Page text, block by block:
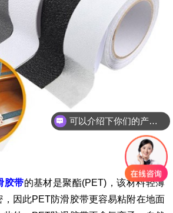
胶带的基材是聚酯(PET)，该材料轻薄
因此PET防滑胶带更容易粘附在地面
可以介绍下你们的产品么？